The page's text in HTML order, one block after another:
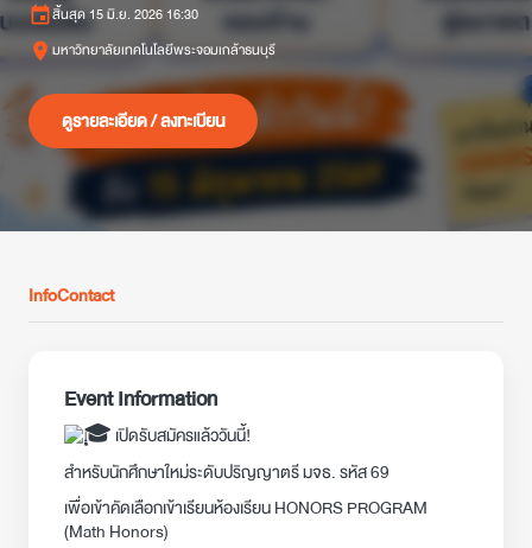
eventสิ้นสุด 15 มิ.ย. 2026 16:30
place มหาวิทยาลัยเทคโนโลยีพระจอมเกล้าธนบุรี
ดูรายละเอียด / ลงทะเบียน
InfoContact
Event Information
เปิดรับสมัครแล้ววันนี้!
สำหรับนักศึกษาใหม่ระดับปริญญาตรี มจธ. รหัส 69
เพื่อเข้าคัดเลือกเข้าเรียนห้องเรียน HONORS PROGRAM
(Math Honors)